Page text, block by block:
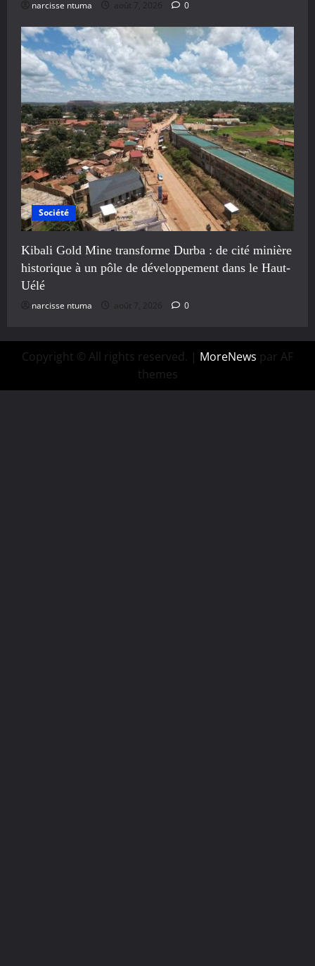
narcisse ntuma août 7, 2026 0
Société
Kibali Gold Mine transforme Durba : de cité minière
historique à un pôle de développement dans le Haut-
Uélé
narcisse ntuma août 7, 2026 0
Copyright © All rights reserved. | MoreNews par AF
themes